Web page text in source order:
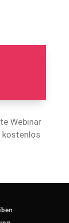
Webinar
kostenlos